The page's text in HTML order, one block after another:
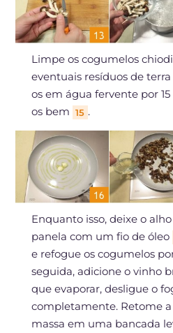
Limpe os cogumelos
eventuais resíduos de terra
os em água fervente por
os bem 15 .
Enquanto isso, deixe o
panela com um fio de óleo
e refogue os cogumelos
seguida, adicione o vinho
que evaporar, desligue o
completamente. Retome a
massa em uma bancada